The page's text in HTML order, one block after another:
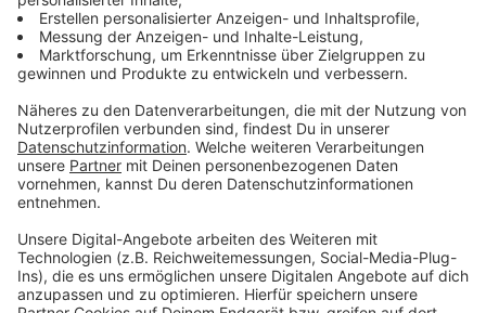
Radweg verlaufen zu lassen.Wenn das technisch
machbar ist, wäre es das erste Projekt dieser Art in
ganz Deutschland, heißt es von der Stadt.
Anzeige
Mehr Meldungen von hier:
Videosprechstunde soll Leverkusener Kinderärzte